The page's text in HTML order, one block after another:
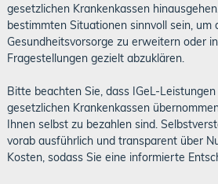
gesetzlichen Krankenkassen
bestimmten Situationen sinnvoll sein, um
Gesundheitsvorsorge zu erweitern oder
Fragestellungen gezielt abzuklären.
Bitte beachten Sie, dass IGeL-
gesetzlichen Krankenkassen
Ihnen selbst zu bezahlen sind.
vorab ausführlich und transparent über
Kosten, sodass Sie eine informierte